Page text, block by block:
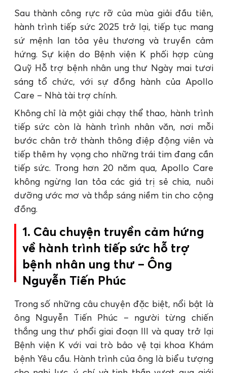
Sau thành công rực rỡ của mùa giải đầu tiên,
hành trình tiếp sức 2025 trở lại, tiếp tục mang
sứ mệnh lan tỏa yêu thương và truyền cảm
hứng. Sự kiện do Bệnh viện K phối hợp cùng
Quỹ Hỗ trợ bệnh nhân ung thư Ngày mai tươi
sáng tổ chức, với sự đồng hành của Apollo
Care – Nhà tài trợ chính.
Không chỉ là một giải chạy thể thao, hành trình
tiếp sức còn là hành trình nhân văn, nơi mỗi
bước chân trở thành thông điệp động viên và
tiếp thêm hy vọng cho những trái tim đang cần
tiếp sức. Trong hơn 20 năm qua, Apollo Care
không ngừng lan tỏa các giá trị sẻ chia, nuôi
dưỡng ước mơ và thắp sáng niềm tin cho cộng
đồng.
1. Câu chuyện truyền cảm hứng
về hành trình tiếp sức hỗ trợ
bệnh nhân ung thư – Ông
Nguyễn Tiến Phúc
Trong số những câu chuyện đặc biệt, nổi bật là
ông Nguyễn Tiến Phúc – người từng chiến
thắng ung thư phổi giai đoạn III và quay trở lại
Bệnh viện K với vai trò bảo vệ tại khoa Khám
bệnh Yêu cầu. Hành trình của ông là biểu tượng